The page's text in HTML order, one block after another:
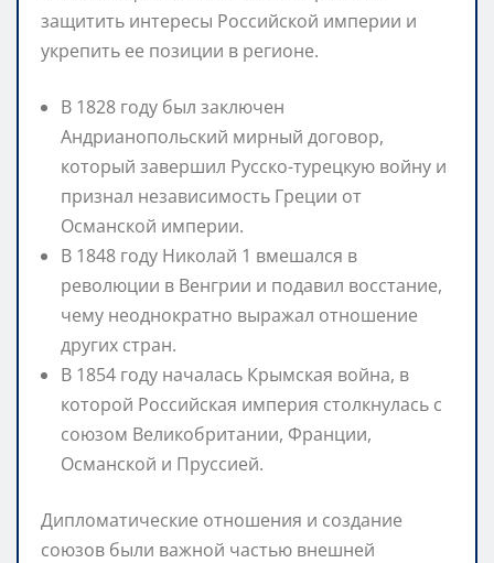
защитить интересы Российской империи и
укрепить ее позиции в регионе.
В 1828 году был заключен
Андрианопольский мирный договор,
который завершил Русско-турецкую войну и
признал независимость Греции от
Османской империи.
В 1848 году Николай 1 вмешался в
революции в Венгрии и подавил восстание,
чему неоднократно выражал отношение
других стран.
В 1854 году началась Крымская война, в
которой Российская империя столкнулась с
союзом Великобритании, Франции,
Османской и Пруссией.
Дипломатические отношения и создание
союзов были важной частью внешней